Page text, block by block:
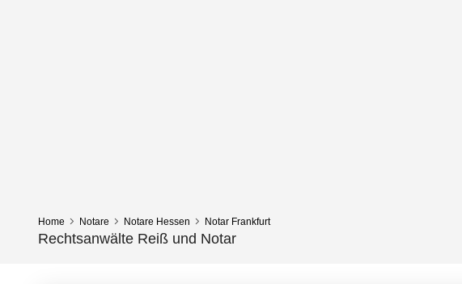
Home Notare Notare Hessen Notar Frankfurt
Rechtsanwälte Reiß und Notar